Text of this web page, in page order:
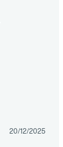
20/12/2025